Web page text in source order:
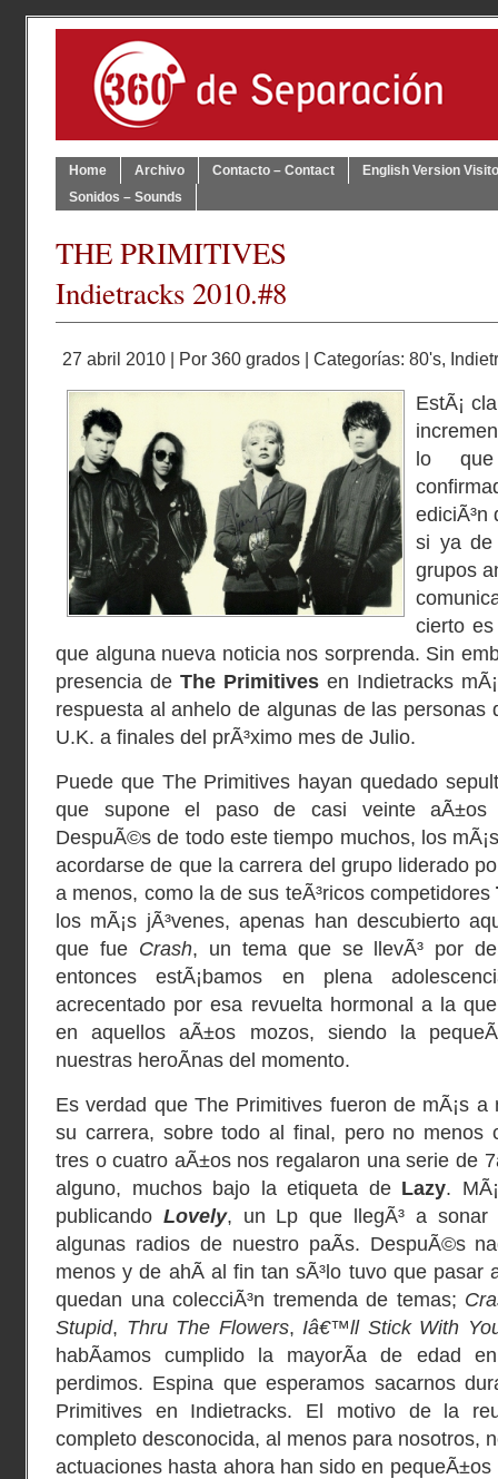
Home Archivo Contacto – Contact
English Version
Sonidos – Sounds
THE PRIMITIVES
Indietracks 2010.#8
27 abril 2010 | Por 360 grados | Categorías: 80's,
EstÃ¡
lo
ediciÃ³n
si ya de
grupos
cierto
que alguna nueva noticia nos sorprenda. Sin
presencia de The Primitives en Indietracks
respuesta al anhelo de algunas de las personas
U.K. a finales del prÃ³ximo mes de Julio.
Puede que The Primitives hayan quedado
que supone el paso de casi veinte aÃ±os
DespuÃ©s de todo este tiempo muchos, los
acordarse de que la carrera del grupo liderado
a menos, como la de sus teÃ³ricos competidores
los mÃ¡s jÃ³venes, apenas han descubierto
que fue Crash, un tema que se llevÃ³ por
entonces estÃ¡bamos en plena
acrecentado por esa revuelta hormonal a la
en aquellos aÃ±os mozos, siendo la
nuestras heroÃ­nas del momento.
Es verdad que The Primitives fueron de mÃ¡s
su carrera, sobre todo al final, pero no menos
tres o cuatro aÃ±os nos regalaron una serie de
alguno, muchos bajo la etiqueta de Lazy.
publicando Lovely, un Lp que llegÃ³ a sonar
algunas radios de nuestro paÃ­s. DespuÃ©s
menos y de ahÃ­ al fin tan sÃ³lo tuvo que
quedan una colecciÃ³n tremenda de temas;
Stupid, Thru The Flowers,Iâ€™ll Stick With
habÃ­amos cumplido la mayorÃ­a de edad
perdimos. Espina que esperamos sacarnos
Primitives en Indietracks. El motivo de la
completo desconocida, al menos para nosotros,
actuaciones hasta ahora han sido en